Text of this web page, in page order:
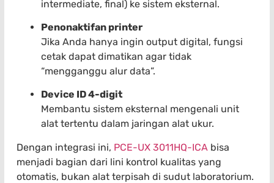
intermediate, final) ke sistem eksternal.
Penonaktifan printer
Jika Anda hanya ingin output digital, fungsi
cetak dapat dimatikan agar tidak
“mengganggu alur data”.
Device ID 4-digit
Membantu sistem eksternal mengenali unit
alat tertentu dalam jaringan alat ukur.
Dengan integrasi ini, PCE-UX 3011HQ-ICA bisa
menjadi bagian dari lini kontrol kualitas yang
otomatis, bukan alat terpisah di sudut laboratorium.